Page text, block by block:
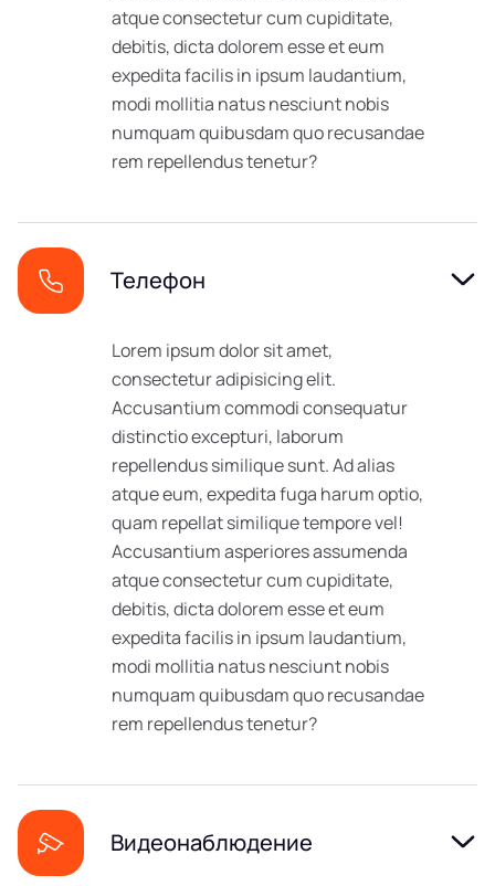
atque consectetur cum cupiditate,
debitis, dicta dolorem esse et eum
expedita facilis in ipsum laudantium,
modi mollitia natus nesciunt nobis
numquam quibusdam quo recusandae
rem repellendus tenetur?
Телефон
Lorem ipsum dolor sit amet,
consectetur adipisicing elit.
Accusantium commodi consequatur
distinctio excepturi, laborum
repellendus similique sunt. Ad alias
atque eum, expedita fuga harum optio,
quam repellat similique tempore vel!
Accusantium asperiores assumenda
atque consectetur cum cupiditate,
debitis, dicta dolorem esse et eum
expedita facilis in ipsum laudantium,
modi mollitia natus nesciunt nobis
numquam quibusdam quo recusandae
rem repellendus tenetur?
Видеонаблюдение